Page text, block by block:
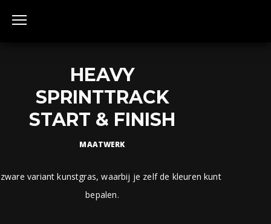
HEAVY
SPRINTTRACK
START & FINISH
MAATWERK
variant kunstgras, waarbij je zelf de kleuren kunt
bepalen.